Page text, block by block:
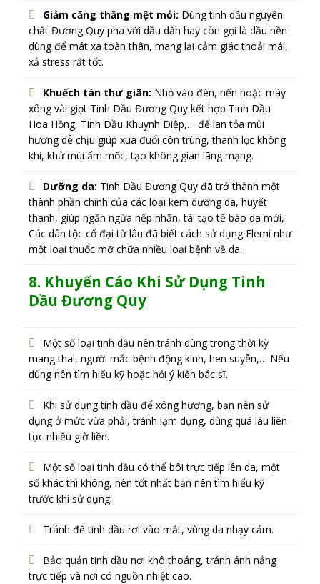
Giảm căng thẳng mệt mỏi: Dùng tinh dầu nguyên
chất Đương Quy pha với dầu dẫn hay còn gọi là dầu nền
dùng để mát xa toàn thân, mang lại cảm giác thoải mái,
xả stress rất tốt.
Khuếch tán thư giãn: Nhỏ vào đèn, nến hoặc máy
xông vài giọt Tinh Dầu Đương Quy kết hợp Tinh Dầu
Hoa Hồng, Tinh Dầu Khuynh Diệp,… để lan tỏa mùi
hương dễ chịu giúp xua đuổi côn trùng, thanh lọc không
khí, khử mùi ẩm mốc, tạo không gian lãng mạng.
Dưỡng da: Tinh Dầu Đương Quy đã trở thành một
thành phần chính của các loại kem dưỡng da, huyết
thanh, giúp ngăn ngừa nếp nhăn, tái tạo tế bào da mới,
Các dân tộc cổ đại từ lâu đã biết cách sử dụng Elemi như
một loại thuốc mỡ chữa nhiều loại bệnh về da.
8. Khuyến Cáo Khi Sử Dụng Tinh
Dầu Đương Quy
Một số loại tinh dầu nên tránh dùng trong thời kỳ
mang thai, người mắc bệnh động kinh, hen suyễn,… Nếu
dùng nên tìm hiểu kỹ hoặc hỏi ý kiến bác sĩ.
Khi sử dụng tinh dầu để xông hương, bạn nên sử
dụng ở mức vừa phải, tránh lạm dụng, dùng quá lâu liên
tục nhiều giờ liền.
Một số loại tinh dầu có thể bôi trực tiếp lên da, một
số khác thì không, nên tốt nhất bạn nên tìm hiểu kỹ
trước khi sử dụng.
Tránh để tinh dầu rơi vào mắt, vùng da nhạy cảm.
Bảo quản tinh dầu nơi khô thoáng, tránh ánh nắng
trực tiếp và nơi có nguồn nhiệt cao.